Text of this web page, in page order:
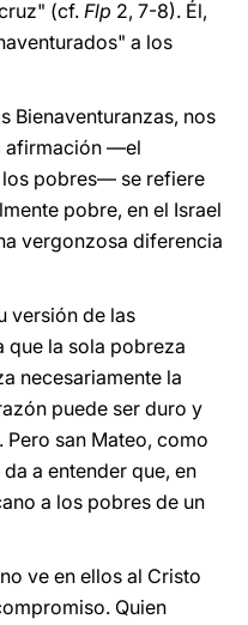
(cf. Flp 2, 7-8). Él,
a los
Bienaventuranzas, nos
afirmación —el
pobres— se refiere
pobre, en el Israel
vergonzosa diferencia
versión de las
que la sola pobreza
necesariamente la
puede ser duro y
san Mateo, como
a entender que, en
a los pobres de un
ve en ellos al Cristo
Quien